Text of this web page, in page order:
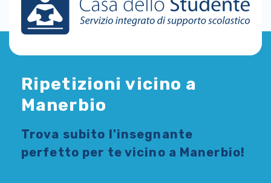
Ripetizioni vicino a
Manerbio
Trova subito l'insegnante
perfetto per te vicino a Manerbio!